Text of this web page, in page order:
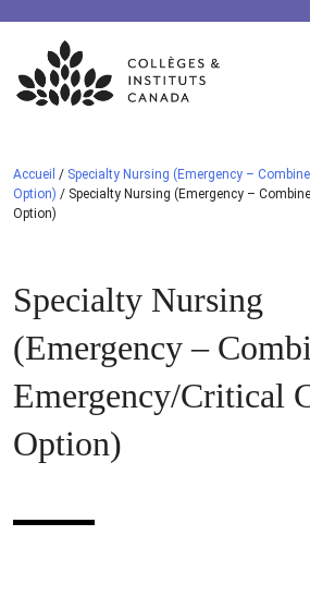
Skip
content
Accueil / Specialty Nursing (Emergency –
Option) / Specialty Nursing (Emergency –
Option)
Specialty Nursing
(Emergency –
Emergency/Critical
Option)